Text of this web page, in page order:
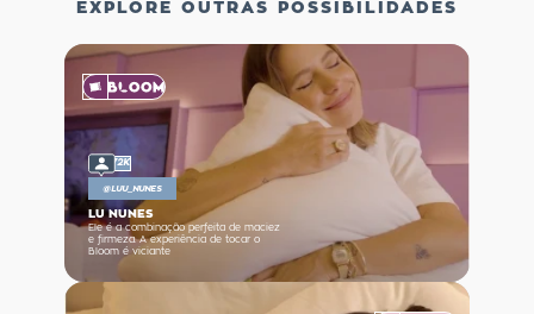
EXPLORE OUTRAS POSSIBILIDADES
72K
@LUU_NUNES
LU NUNES
Ele é a combinação perfeita de maciez
e firmeza. A experiência de tocar o
Bloom é viciante